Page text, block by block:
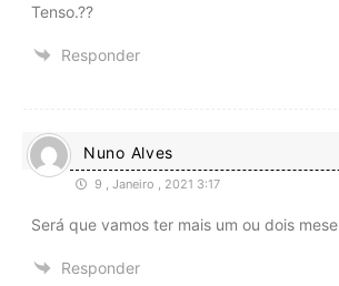
Tenso.??
Responder
Nuno Alves
9 , Janeiro , 2021 3:17
Será que vamos ter mais um ou dois
Responder